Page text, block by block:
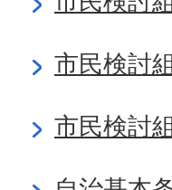
市民検討
市民検討